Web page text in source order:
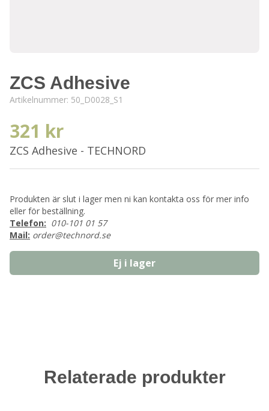
ZCS Adhesive
Artikelnummer: 50_D0028_S1
321 kr
ZCS Adhesive - TECHNORD
Produkten är slut i lager men ni kan kontakta oss för mer info
eller för beställning.
Telefon: 010-101 01 57
Mail: order@technord.se
Ej i lager
Relaterade produkter